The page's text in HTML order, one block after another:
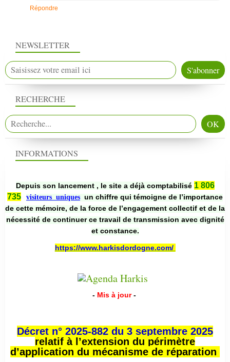
Répondre
NEWSLETTER
RECHERCHE
INFORMATIONS
Depuis son lancement , le site a déjà comptabilisé 1 806
735
visiteurs uniques un chiffre qui témoigne de l’importance
de cette mémoire, de la force de l’engagement collectif et de la
nécessité de continuer ce travail de transmission avec dignité
et constance.
https://www.harkisdordogne.com/
- Mis à jour -
Décret n° 2025-882 du 3 septembre 2025
relatif à l’extension du périmètre
d’application du mécanisme de réparation